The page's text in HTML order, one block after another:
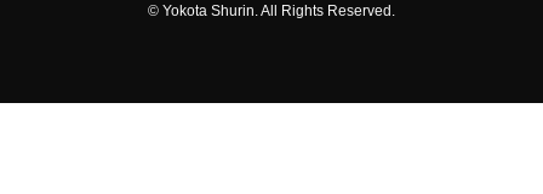
© Yokota Shurin. All Rights Reserved.